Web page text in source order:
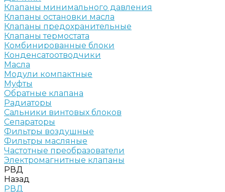
Клапаны минимального давления
Клапаны остановки масла
Клапаны предохранительные
Клапаны термостата
Комбинированные блоки
Конденсатоотводчики
Масла
Модули компактные
Муфты
Обратные клапана
Радиаторы
Сальники винтовых блоков
Сепараторы
Фильтры воздушные
Фильтры масляные
Частотные преобразователи
Электромагнитные клапаны
РВД
Назад
РВД